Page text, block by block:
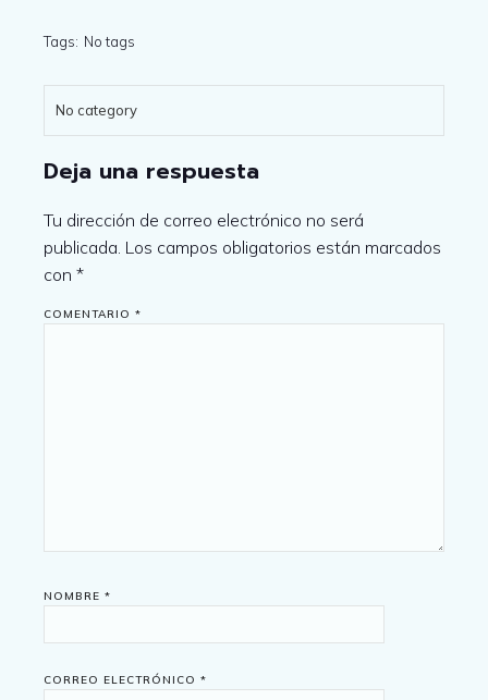
Tags: No tags
No category
Deja una respuesta
Tu dirección de correo electrónico no será
publicada. Los campos obligatorios están marcados
con *
COMENTARIO *
NOMBRE *
CORREO ELECTRÓNICO *